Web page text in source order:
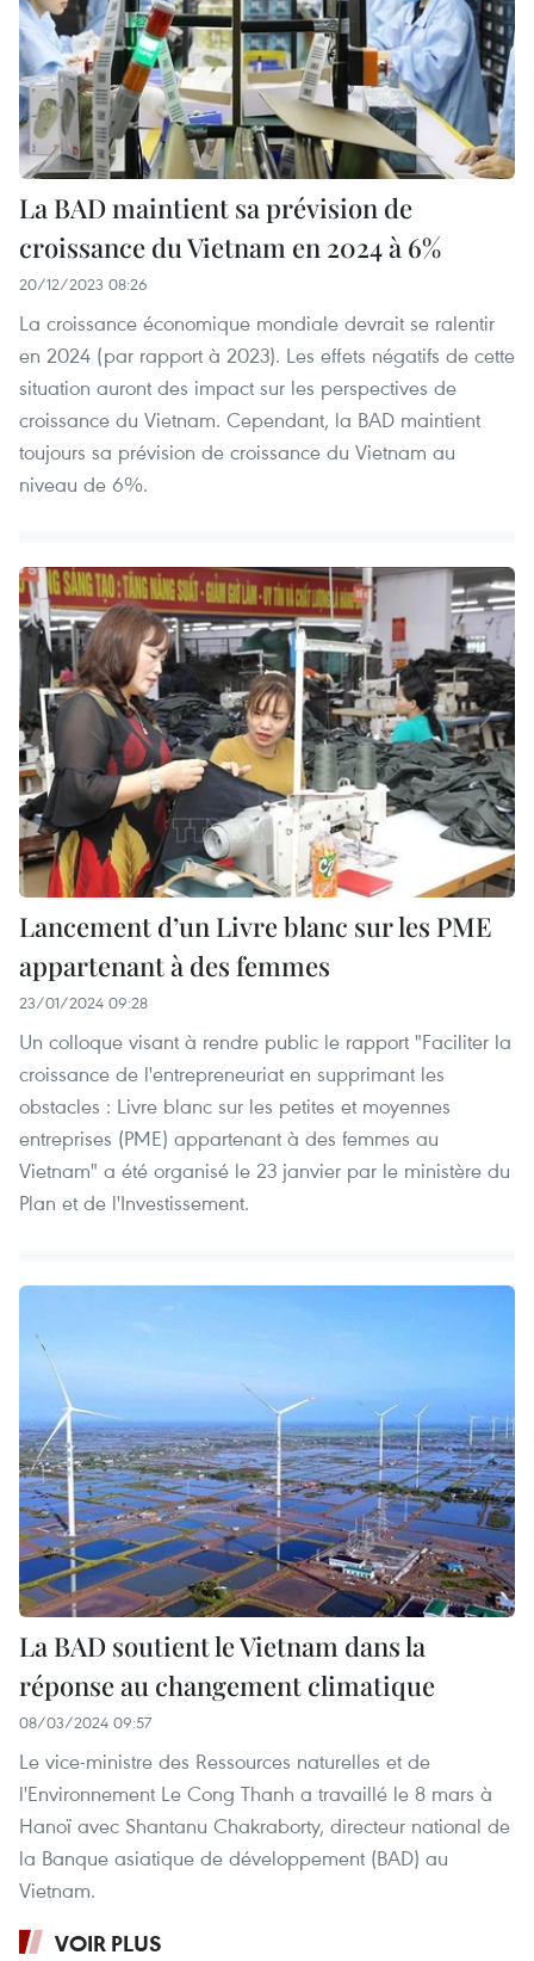
La BAD maintient sa prévision de
croissance du Vietnam en 2024 à 6%
20/12/2023 08:26
La croissance économique mondiale devrait se ralentir
en 2024 (par rapport à 2023). Les effets négatifs de cette
situation auront des impact sur les perspectives de
croissance du Vietnam. Cependant, la BAD maintient
toujours sa prévision de croissance du Vietnam au
niveau de 6%.
Lancement d’un Livre blanc sur les PME
appartenant à des femmes
23/01/2024 09:28
Un colloque visant à rendre public le rapport "Faciliter la
croissance de l'entrepreneuriat en supprimant les
obstacles : Livre blanc sur les petites et moyennes
entreprises (PME) appartenant à des femmes au
Vietnam" a été organisé le 23 janvier par le ministère du
Plan et de l'Investissement.
La BAD soutient le Vietnam dans la
réponse au changement climatique
08/03/2024 09:57
Le vice-ministre des Ressources naturelles et de
l'Environnement Le Cong Thanh a travaillé le 8 mars à
Hanoï avec Shantanu Chakraborty, directeur national de
la Banque asiatique de développement (BAD) au
Vietnam.
VOIR PLUS